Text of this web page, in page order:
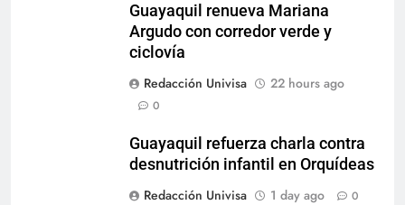
Guayaquil renueva Mariana
Argudo con corredor verde y
ciclovía
Redacción Univisa
22 hours ago
0
Guayaquil refuerza charla contra
desnutrición infantil en Orquídeas
Redacción Univisa
1 day ago 0